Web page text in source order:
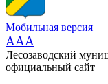
Мобильная версия
AAA
Лесозаводский
официальный сайт